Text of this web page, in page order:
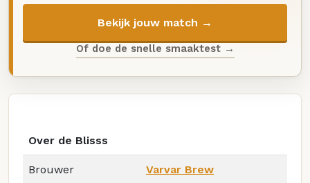
Bekijk jouw match →
Of doe de snelle smaaktest →
Over de Blisss
Brouwer Varvar Brew